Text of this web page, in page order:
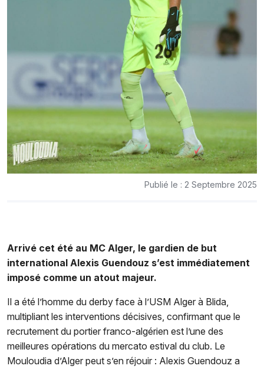
Publié le : 2 Septembre 2025
Arrivé cet été au MC Alger, le gardien de but
international Alexis Guendouz s’est immédiatement
imposé comme un atout majeur.
Il a été l’homme du derby face à l’USM Alger à Blida,
multipliant les interventions décisives, confirmant que le
recrutement du portier franco-algérien est l’une des
meilleures opérations du mercato estival du club. Le
Mouloudia d’Alger peut s’en réjouir : Alexis Guendouz a